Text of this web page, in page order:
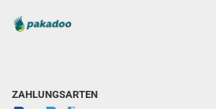
ZAHLUNGSARTEN